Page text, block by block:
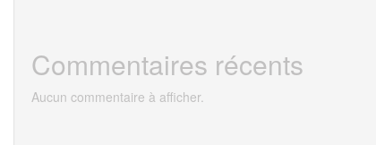
Commentaires récents
Aucun commentaire à afficher.